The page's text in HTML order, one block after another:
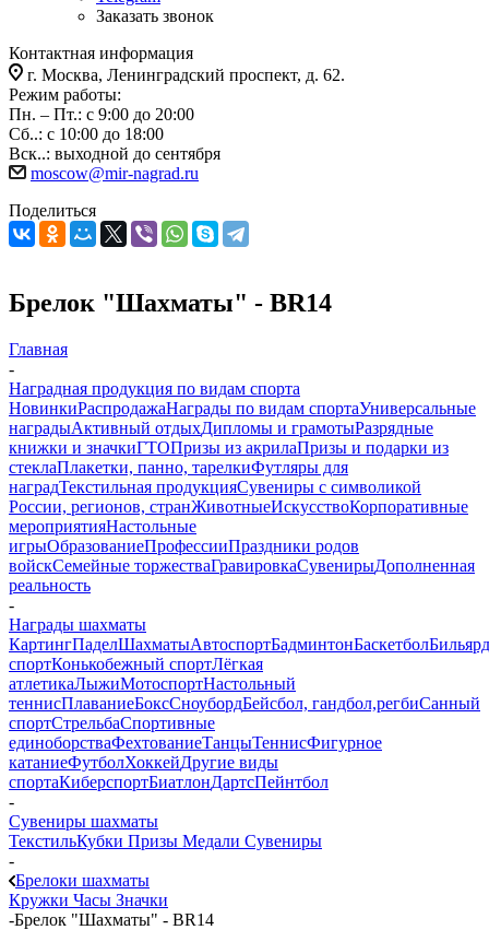
Заказать звонок
Контактная информация
г. Москва, Ленинградский проспект, д. 62.
Режим работы:
Пн. – Пт.: с 9:00 до 20:00
Сб..: с 10:00 до 18:00
Вск..: выходной до сентября
moscow@mir-nagrad.ru
Поделиться
Брелок "Шахматы" - BR14
Главная
-
Наградная продукция по видам спорта
НовинкиРаспродажаНаграды по видам спортаУниверсальные
наградыАктивный отдыхДипломы и грамотыРазрядные
книжки и значкиГТОПризы из акрилаПризы и подарки из
стеклаПлакетки, панно, тарелкиФутляры для
наградТекстильная продукцияСувениры с символикой
России, регионов, странЖивотныеИскусствоКорпоративные
мероприятияНастольные
игрыОбразованиеПрофессииПраздники родов
войскСемейные торжестваГравировкаСувенирыДополненная
реальность
-
Награды шахматы
КартингПаделШахматыАвтоспортБадминтонБаскетболБильярд
спортКонькобежный спортЛёгкая
атлетикаЛыжиМотоспортНастольный
теннисПлаваниеБоксСноубордБейсбол, гандбол,регбиСанный
спортСтрельбаСпортивные
единоборстваФехтованиеТанцыТеннисФигурное
катаниеФутболХоккейДругие виды
спортаКиберспортБиатлонДартсПейнтбол
-
Сувениры шахматы
ТекстильКубки Призы Медали Сувениры
-
Брелоки шахматы
Кружки Часы Значки
-Брелок "Шахматы" - BR14